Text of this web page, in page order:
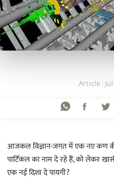
Article
आजकल विज्ञान-जगत में एक नए कण
पार्टिकल का नाम दे रहे हैं, को लेकर
एक नई दिशा दे पायगी?